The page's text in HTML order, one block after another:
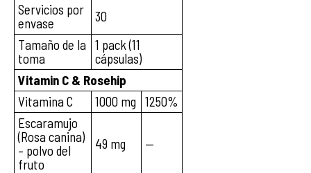
Servicios por
envase
30
Tamaño de la
toma
1 pack (11
cápsulas)
Vitamin C & Rosehip
Vitamina C
1000 mg
1250%
Escaramujo
(Rosa canina)
– polvo del
fruto
49 mg —